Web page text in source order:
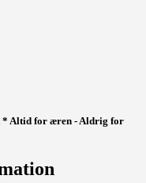
* Altid for æren - Aldrig for